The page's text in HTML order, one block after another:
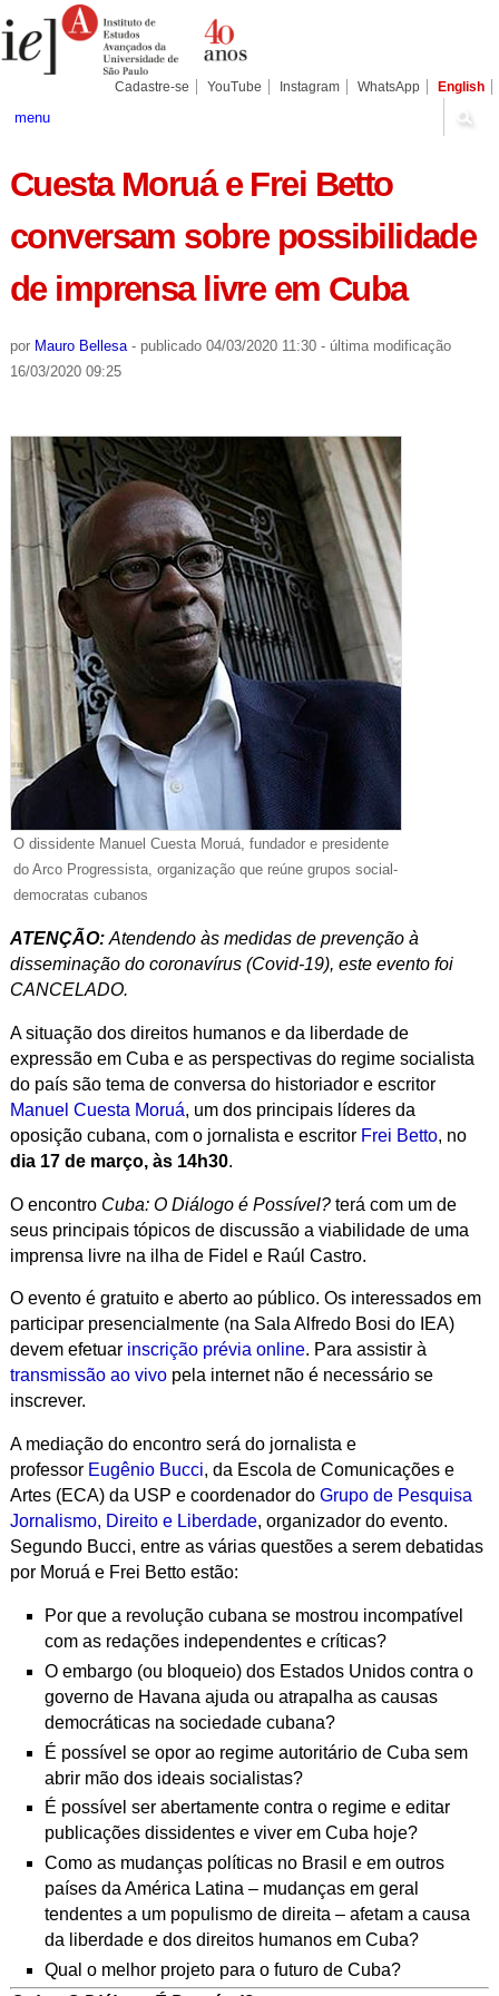
para
conteúdo.
Pessoais
Cadastre-se YouTube Instagram WhatsApp English
menu
Cuesta Moruá e Frei Betto
conversam sobre possibilidade
de imprensa livre em Cuba
por Mauro Bellesa - publicado04/03/2020 11:30 - última modificação
16/03/2020 09:25
O dissidente Manuel Cuesta Moruá, fundador e presidente
do Arco Progressista, organização que reúne grupos social-
democratas cubanos
ATENÇÃO: Atendendo às medidas de prevenção à
disseminação do coronavírus (Covid-19), este evento foi
CANCELADO.
A situação dos direitos humanos e da liberdade de
expressão em Cuba e as perspectivas do regime socialista
do país são tema de conversa do historiador e escritor
Manuel Cuesta Moruá, um dos principais líderes da
oposição cubana, com o jornalista e escritor Frei Betto, no
dia 17 de março, às 14h30.
O encontro Cuba: O Diálogo é Possível?terá com um de
seus principais tópicos de discussão a viabilidade de uma
imprensa livre na ilha de Fidel e Raúl Castro.
O evento é gratuito e aberto ao público. Os interessados em
participar presencialmente (na Sala Alfredo Bosi do IEA)
devem efetuar inscrição prévia online. Para assistir à
transmissão ao vivo pela internet não é necessário se
inscrever.
A mediação do encontro será do jornalista e
professor Eugênio Bucci, da Escola de Comunicações e
Artes (ECA) da USP e coordenador do Grupo de Pesquisa
Jornalismo, Direito e Liberdade, organizador do evento.
Segundo Bucci, entre as várias questões a serem debatidas
por Moruá e Frei Betto estão:
Por que a revolução cubana se mostrou incompatível
com as redações independentes e críticas?
O embargo (ou bloqueio) dos Estados Unidos contra o
governo de Havana ajuda ou atrapalha as causas
democráticas na sociedade cubana?
É possível se opor ao regime autoritário de Cuba sem
abrir mão dos ideais socialistas?
É possível ser abertamente contra o regime e editar
publicações dissidentes e viver em Cuba hoje?
Como as mudanças políticas no Brasil e em outros
países da América Latina – mudanças em geral
tendentes a um populismo de direita – afetam a causa
da liberdade e dos direitos humanos em Cuba?
Qual o melhor projeto para o futuro de Cuba?